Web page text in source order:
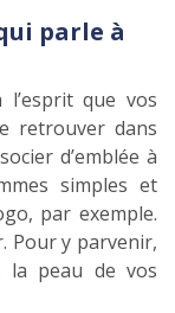
parle à
que vos
retrouver dans
d’emblée à
simples et
par exemple.
Pour y parvenir,
la peau de vos